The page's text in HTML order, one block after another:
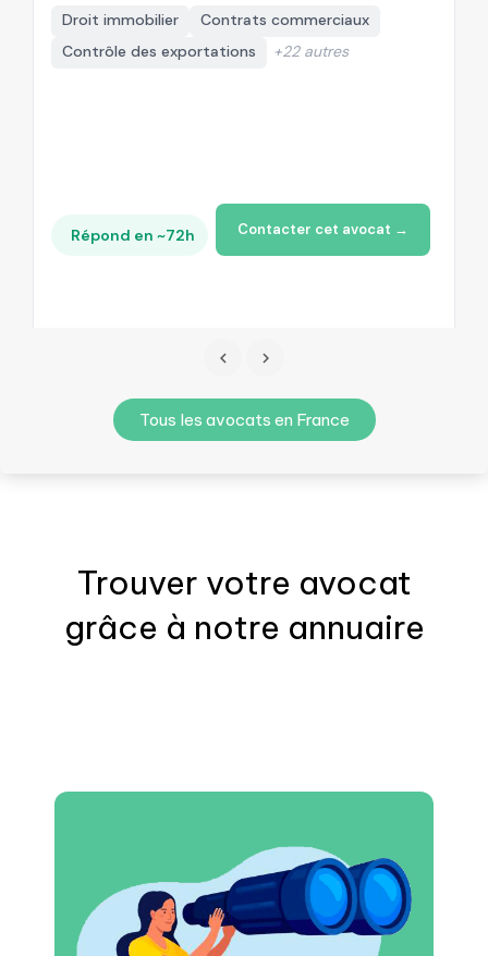
Droit immobilier
Contrats commerciaux
Contrôle des exportations
+22 autres
Répond en ~72h Contacter cet avocat →
Tous les avocats en France
Trouver votre avocat
grâce à notre annuaire